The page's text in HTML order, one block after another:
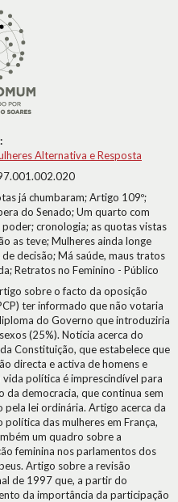
Alternativa e Resposta
já chumbaram; Artigo 109º;
do Senado; Um quarto com
cronologia; as quotas vistas
as teve; Mulheres ainda longe
decisão; Má saúde, maus tratos
Retratos no Feminino - Público
sobre o facto da oposição
ter informado que não votaria
do Governo que introduziria
(25%). Notícia acerca do
Constituição, que estabelece que
directa e activa de homens e
vida política é imprescindível para
da democracia, que continua sem
pela lei ordinária. Artigo acerca da
política das mulheres em França,
um quadro sobre a
feminina nos parlamentos dos
Artigo sobre a revisão
de 1997 que, a partir do
da importância da participação